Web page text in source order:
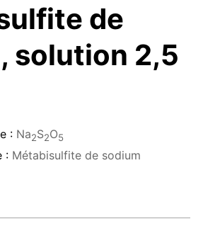
de
solution 2,5
: Na2S2O5
: Métabisulfite de sodium